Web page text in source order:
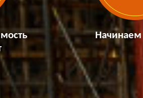
Начинаем